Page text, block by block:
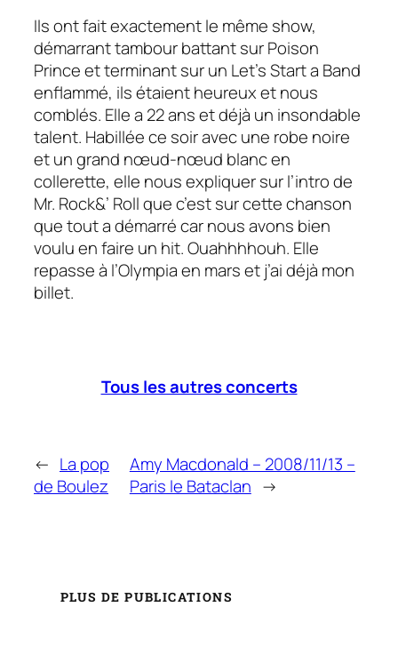
Ils ont fait exactement le même show,
démarrant tambour battant surPoison
Princeet terminant sur un Let’s Start a Band
enflammé, ils étaient heureux et nous
comblés. Elle a 22 ans et déjà un insondable
talent. Habillée ce soir avec une robe noire
et un grand nœud-nœud blanc en
collerette, elle nous expliquer sur l’intro de
Mr. Rock&’ Rollque c’est sur cette chanson
que tout a démarré car nous avons bien
voulu en faire un hit. Ouahhhhouh. Elle
repasse à l’Olympia en mars et j’ai déjà mon
billet.
Tous les autres concerts
← La pop
de Boulez
Amy Macdonald – 2008/11/13 –
Paris le Bataclan →
PLUS DE PUBLICATIONS